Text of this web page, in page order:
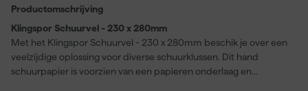
Productomschrijving
Klingspor Schuurvel - 230 x 280mm
Met het Klingspor Schuurvel - 230 x 280mm beschik je over een
veelzijdige oplossing voor diverse schuurklussen. Dit hand
schuurpapier is voorzien van een papieren onderlaag en